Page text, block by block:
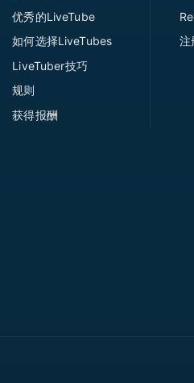
优秀的LiveTube
如何选择LiveTubes
LiveTuber技巧
规则
获得报酬
注